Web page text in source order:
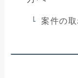
案件の